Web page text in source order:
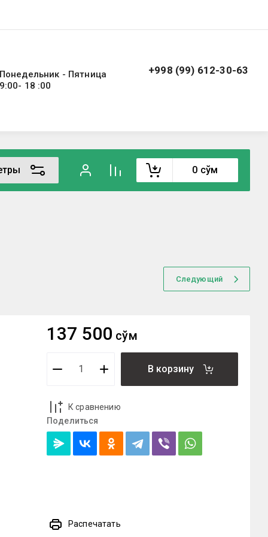
- Пятница
18 :00
+998 (99) 612-30-63
0 сўм
Следующий
137 500 сўм
В корзину
К сравнению
Поделиться
Распечатать